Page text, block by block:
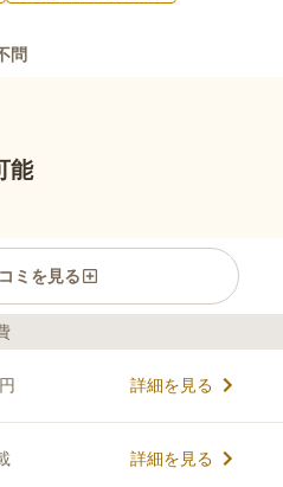
問
能
ミを見る
体を癒してくれる空間を演出してい
けながらお参りすることができる環
詳細を見る
詳細を見る